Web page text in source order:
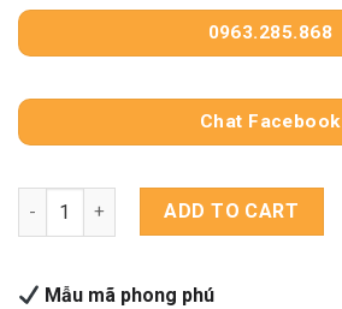
0963.285.868
Chat Facebook
Phong cảnh 10 quantityADD TO CART
Mẫu mã phong phú